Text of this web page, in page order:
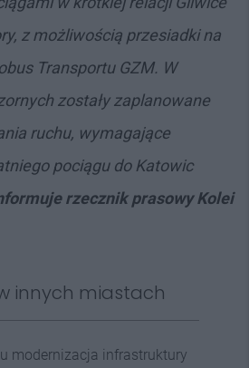
z możliwością przesiadki na
Transportu GZM. W
zostały zaplanowane
ruchu, wymagające
pociągu do Katowic
rzecznik prasowy Kolei
innych miastach
modernizacja infrastruktury